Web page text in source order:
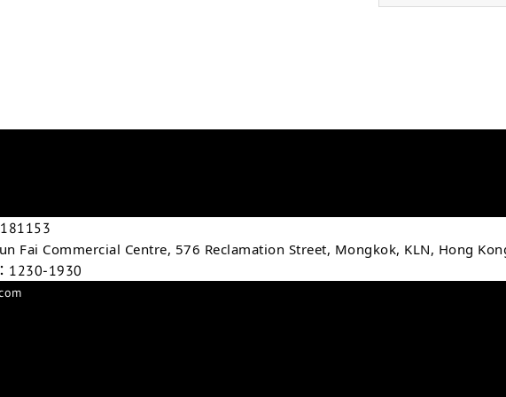
Fai Commercial Centre, 576 Reclamation Street, Mongkok, KLN, Hong
1230-1930